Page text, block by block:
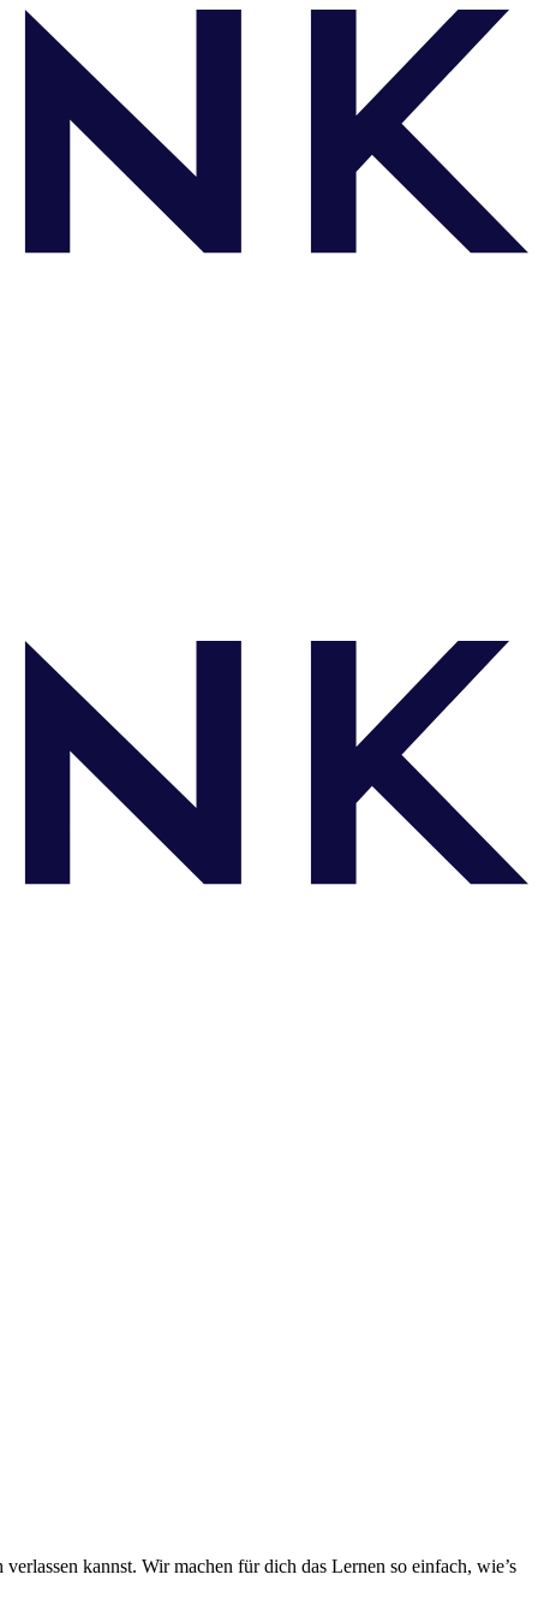
kannst. Wir machen für dich das Lernen so einfach, wie’s